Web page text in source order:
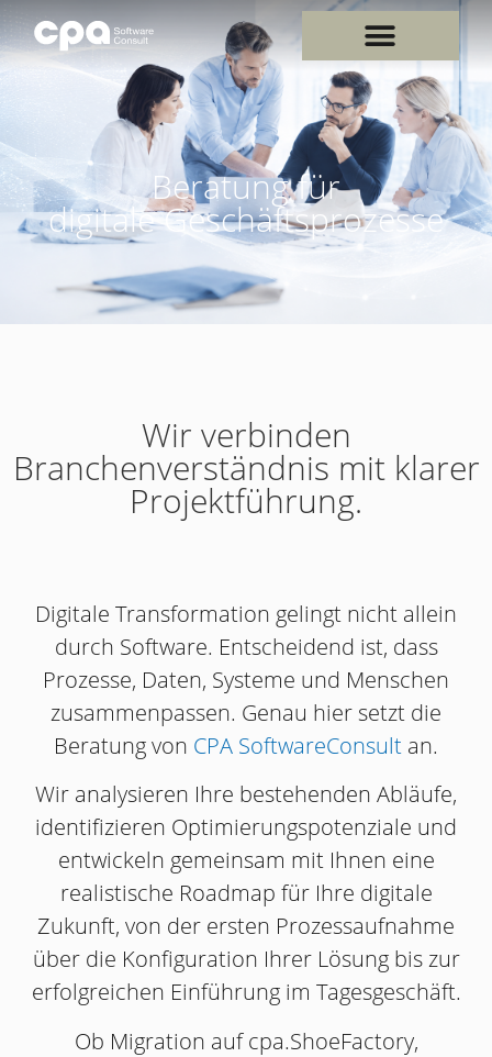
Beratung für
digitale Geschäftsprozesse
Wir verbinden
Branchenverständnis mit klarer
Projektführung.
Digitale Transformation gelingt nicht allein
durch Software. Entscheidend ist, dass
Prozesse, Daten, Systeme und Menschen
zusammenpassen. Genau hier setzt die
Beratung von CPA SoftwareConsult an.
Wir analysieren Ihre bestehenden Abläufe,
identifizieren Optimierungspotenziale und
entwickeln gemeinsam mit Ihnen eine
realistische Roadmap für Ihre digitale
Zukunft, von der ersten Prozessaufnahme
über die Konfiguration Ihrer Lösung bis zur
erfolgreichen Einführung im Tagesgeschäft.
Ob Migration auf cpa.ShoeFactory,